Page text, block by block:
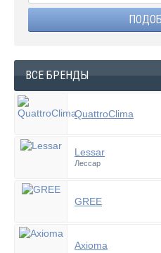
ВСЕ БРЕНДЫ
QuattroClima
Lessar
Лессар
GREE
Axioma